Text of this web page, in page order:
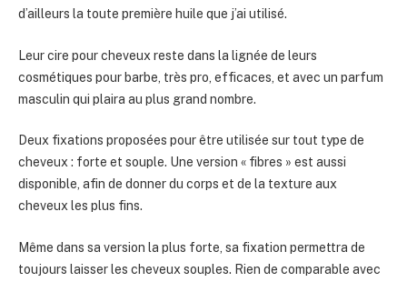
d’ailleurs la toute première huile que j’ai utilisé.
Leur cire pour cheveux reste dans la lignée de leurs
cosmétiques pour barbe, très pro, efficaces, et avec un parfum
masculin qui plaira au plus grand nombre.
Deux fixations proposées pour être utilisée sur tout type de
cheveux : forte et souple. Une version « fibres » est aussi
disponible, afin de donner du corps et de la texture aux
cheveux les plus fins.
Même dans sa version la plus forte, sa fixation permettra de
toujours laisser les cheveux souples. Rien de comparable avec